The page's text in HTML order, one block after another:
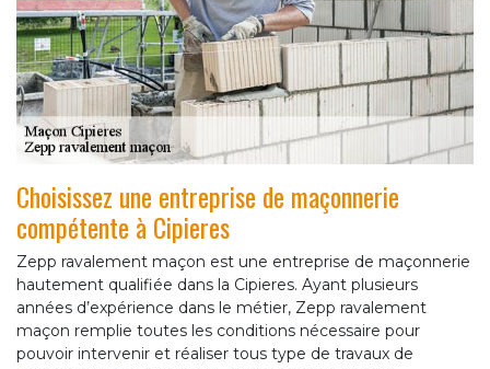
Choisissez une entreprise de maçonnerie
compétente à Cipieres
Zepp ravalement maçon est une entreprise de maçonnerie
hautement qualifiée dans la Cipieres. Ayant plusieurs
années d’expérience dans le métier, Zepp ravalement
maçon remplie toutes les conditions nécessaire pour
pouvoir intervenir et réaliser tous type de travaux de